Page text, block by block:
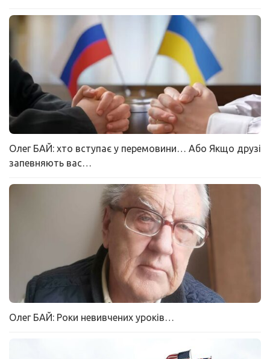
Олег БАЙ: хто вступає у перемовини… Або Якщо друзі
запевняють вас…
Олег БАЙ: Роки невивчених уроків…